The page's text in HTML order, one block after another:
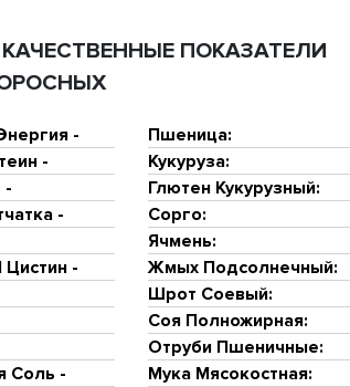
ПОКАЗАТЕЛИ
-
Пшеница:
-
Кукуруза:
-
Глютен Кукурузный:
-
Сорго:
Ячмень:
-
Жмых Подсолнечный:
Шрот Соевый:
Соя Полножирная:
Отруби Пшеничные:
Соль -
Мука Мясокостная: